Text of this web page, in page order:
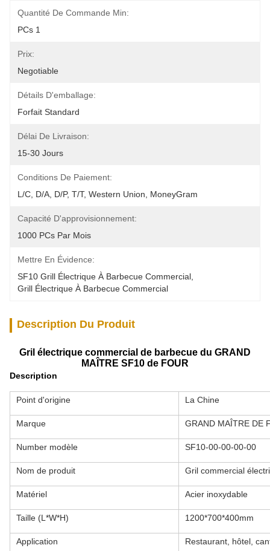
Quantité De Commande Min:
PCs 1
Prix:
Negotiable
Détails D'emballage:
Forfait Standard
Délai De Livraison:
15-30 Jours
Conditions De Paiement:
L/C, D/A, D/P, T/T, Western Union, MoneyGram
Capacité D'approvisionnement:
1000 PCs Par Mois
Mettre En Évidence:
SF10 Grill Électrique À Barbecue Commercial
Grill Électrique À Barbecue Commercial
Description Du Produit
Gril électrique commercial de barbecue du GRAND
MAÎTRE SF10 de FOUR
Description
Point d'origine La Chine
Marque GRAND MAÎTRE DE
Number modèle SF10-00-00-00-00
Nom de produit Gril commercial
Matériel Acier inoxydable
Taille (L*W*H) 1200*700*400mm
Application Restaurant, hôtel,